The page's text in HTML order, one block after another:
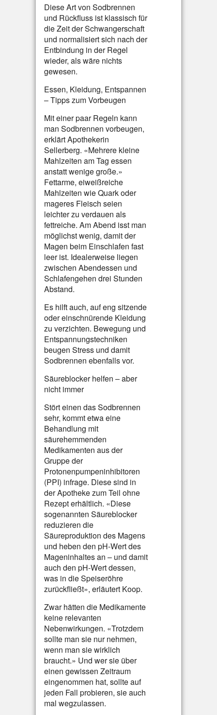
Diese Art von Sodbrennen
und Rückfluss ist klassisch für
die Zeit der Schwangerschaft
und normalisiert sich nach der
Entbindung in der Regel
wieder, als wäre nichts
gewesen.
Essen, Kleidung, Entspannen
– Tipps zum Vorbeugen
Mit einer paar Regeln kann
man Sodbrennen vorbeugen,
erklärt Apothekerin
Sellerberg. «Mehrere kleine
Mahlzeiten am Tag essen
anstatt wenige große.»
Fettarme, eiweißreiche
Mahlzeiten wie Quark oder
mageres Fleisch seien
leichter zu verdauen als
fettreiche. Am Abend isst man
möglichst wenig, damit der
Magen beim Einschlafen fast
leer ist. Idealerweise liegen
zwischen Abendessen und
Schlafengehen drei Stunden
Abstand.
Es hilft auch, auf eng sitzende
oder einschnürende Kleidung
zu verzichten. Bewegung und
Entspannungstechniken
beugen Stress und damit
Sodbrennen ebenfalls vor.
Säureblocker helfen – aber
nicht immer
Stört einen das Sodbrennen
sehr, kommt etwa eine
Behandlung mit
säurehemmenden
Medikamenten aus der
Gruppe der
Protonenpumpeninhibitoren
(PPI) infrage. Diese sind in
der Apotheke zum Teil ohne
Rezept erhältlich. «Diese
sogenannten Säureblocker
reduzieren die
Säureproduktion des Magens
und heben den pH-Wert des
Mageninhaltes an – und damit
auch den pH-Wert dessen,
was in die Speiseröhre
zurückfließt», erläutert Koop.
Zwar hätten die Medikamente
keine relevanten
Nebenwirkungen. «Trotzdem
sollte man sie nur nehmen,
wenn man sie wirklich
braucht.» Und wer sie über
einen gewissen Zeitraum
eingenommen hat, sollte auf
jeden Fall probieren, sie auch
mal wegzulassen.